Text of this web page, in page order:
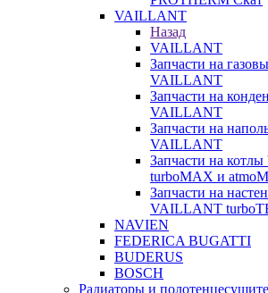
VAILLANT
Назад
VAILLANT
Запчасти на
VAILLANT
Запчасти на
VAILLANT
Запчасти на
VAILLANT
Запчасти на
turboMAX и
Запчасти на
VAILLANT
NAVIEN
FEDERICA BUGATTI
BUDERUS
BOSCH
Радиаторы и